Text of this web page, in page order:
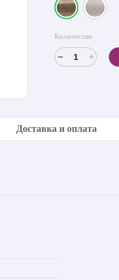
Количество
Доставка и оплата